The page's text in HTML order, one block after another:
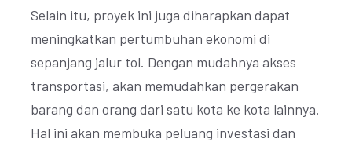
Selain itu, proyek ini juga diharapkan dapat
meningkatkan pertumbuhan ekonomi di
sepanjang jalur tol. Dengan mudahnya akses
transportasi, akan memudahkan pergerakan
barang dan orang dari satu kota ke kota lainnya.
Hal ini akan membuka peluang investasi dan